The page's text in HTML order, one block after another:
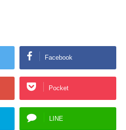
Facebook
Pocket
LINE